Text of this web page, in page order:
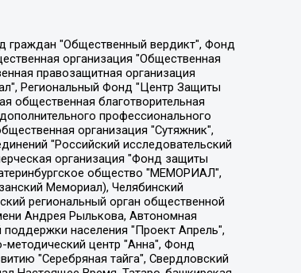
Kurt-Schumacher-Strasse 3, 53113 Bonn), Борзунова Мария Михайловна, Воробьев Виктор Викторович, Голубева Анна Львовна, Константинова Алла Михайловна, Малкова Ирина Владимировна, Мурадов Мурад Абдулгалимович, Осетинская Елизавета Николаевна, Понасенков Евгений Николаевич, Ганапольский Матвей Юрьевич, Киселев Евгений Алексеевич, Борухович Ирина Григорьевна, Дремин Иван Тимофеевич, Дубровский Дмитрий Викторович, Красноярская региональная общественная организация поддержки и развития альтернативных образовательных технологий и межкультурных коммуникаций "ИНТЕРРА", Маяковская Екатерина Алексеевна, Фейгин Марк Захарович, Филимонов Андрей Викторович, Дзугкоева Регина Николаевна, Доброхотов Роман Александрович, Дудь Юрий Александрович, Елкин Сергей Владимирович, Кругликов Кирилл Игоревич, Сабунаева Мария Леонидовна, Семенов Алексей Владимирович, Шаинян Карен Багратович, Шульман Екатерина Михайловна, Асафьев Артур Валерьевич, Вахштайн Виктор Семенович, Венедиктов Алексей Алексеевич, Лушникова Екатерина Евгеньевна, Волков Леонид Михайлович, Невзоров Александр Глебович, Пархоменко Сергей Борисович, Сироткин Ярослав Николаевич, Кара-Мурза Владимир Владимирович, Баранова Наталья Владимировна, Гозман Леонид Яковлевич, Кагарлицкий Борис Юльевич, Климарев Михаил Валерьевич, Милов Владимир Станиславович, Автономная некоммерческая организация Краснодарский центр современного искусства "Типография", Моргенштерн Алишер Тагирович, Соболь Любовь Эдуардовна, Общество с ограниченной ответственностью "ЛИЗА НОРМ", Каспаров Гарри Кимович, Ходорковский Михаил Борисович, Общество с ограниченной ответственностью "Апрельские тезисы", Данилович Ирина Брониславовна, Кашин Олег Владимирович, Петров Николай Владимирович, Пивоваров Алексей Владимирович, Соколов Михаил Владимирович, Цветкова Юлия Владимировна, Чичваркин Евгений Александрович, Комитет против пыток/Команда против пыток, Общество с ограниченной ответственностью "Первый научный", Общество с ограниченной ответственностью "Вертолет и ко", Белоцерковская Вероника Борисовна, Кац Максим Евгеньевич, Лазарева Татьяна Юрьевна, Шаведдинов Руслан Табризович, Яшин Илья Валерьевич, Общество с ограниченной ответственностью "Иноагент ААВ", Алешковский Дмитрий Петрович, Альбац Евгения Марковна, Быков Дмитрий Львович, Галямина Юлия Евгеньевна, Лойко Сергей Леонидович, Мартынов Кирилл Константинович, Медведев Сергей Александрович, Крашенинников Федор Геннадиевич, Гордеева Катерина Вл